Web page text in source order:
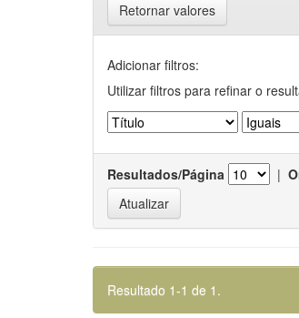
Retornar valores
Adicionar filtros:
Utilizar filtros para refinar o
Resultados/Página |
Resultado 1-1 de 1.